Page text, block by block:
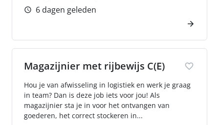
6 dagen geleden
Magazijnier met rijbewijs C(E)
Hou je van afwisseling in logistiek en werk je graag
in team? Dan is deze job iets voor jou! Als
magazijnier sta je in voor het ontvangen van
goederen, het correct stockeren in...